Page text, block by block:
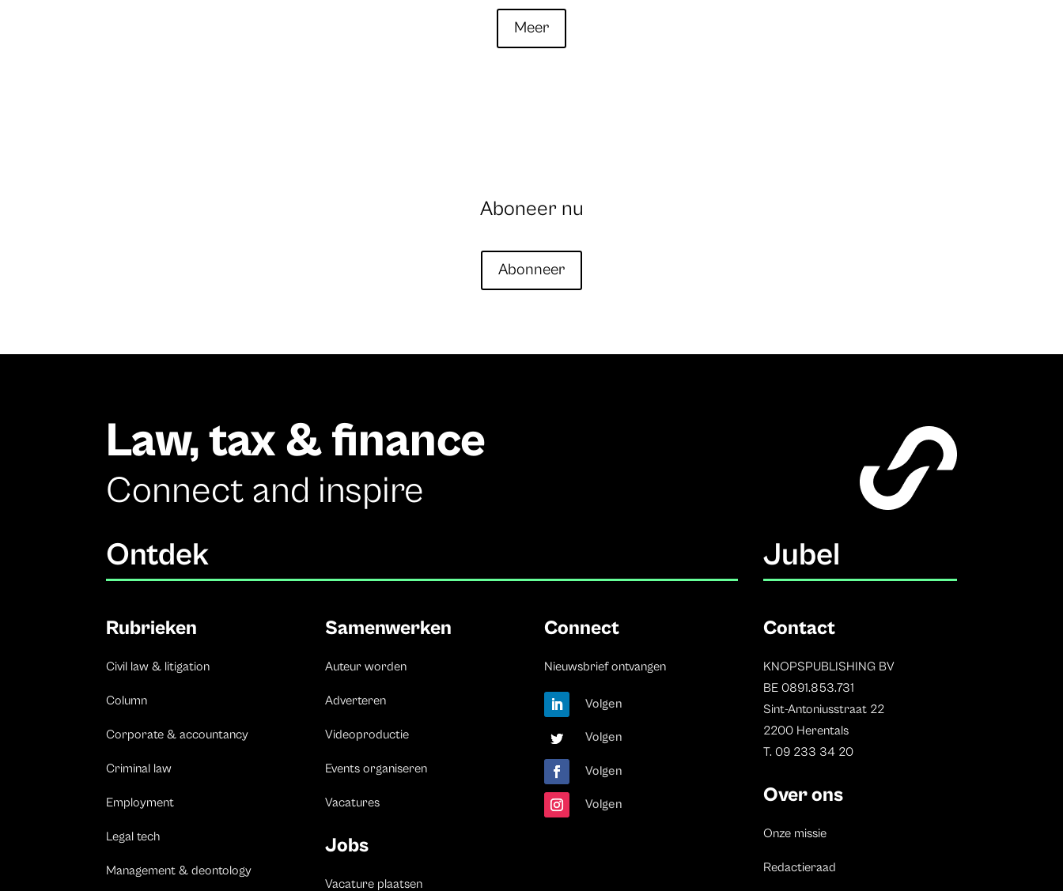
Meer
Aboneer nu
Abonneer
Law, tax & finance
Connect and inspire
Ontdek Jubel
Rubrieken
Civil law & litigation
Column
Corporate & accountancy
Criminal law
Employment
Legal tech
Management & deontology
Samenwerken
Auteur worden
Adverteren
Videoproductie
Events organiseren
Vacatures
Jobs
Vacature plaatsen
Connect
Nieuwsbrief ontvangen
Volgen
Volgen
Volgen
Volgen
Contact
KNOPSPUBLISHING BV
BE 0891.853.731
Sint-Antoniusstraat 22
2200 Herentals
T. 09 233 34 20
Over ons
Onze missie
Redactieraad